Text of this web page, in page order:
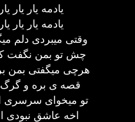
یادمه یار یار
یادمه یار یار
وقتی میبردی دلم
چش تو بمن نگفت
هرچی میگفتی بمن
قصه ی بره و گرگ
تو میخوای
اخه عاشق نبودی